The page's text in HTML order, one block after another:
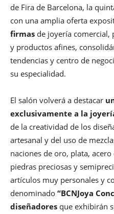
de Fira de Barcelona, la
con una amplia oferta
firmas de joyería
y productos afines,
tendencias y centro de
su especialidad.
El salón volverá a destacar
exclusivamente a la
de la creatividad de los
artesanal y del uso de
naciones de oro, plata,
piedras preciosas y
artículos muy personales y
denominado “BCNJoya
diseñadores que exhibirán